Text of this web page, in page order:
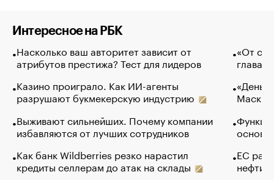
Интересное на РБК
Насколько ваш авторитет зависит от
атрибутов престижа? Тест для лидеров
Казино проиграло. Как ИИ-агенты
разрушают букмекерскую индустрию
Выживают сильнейших. Почему компании
избавляются от лучших сотрудников
Как банк Wildberries резко нарастил
кредиты селлерам до атак на склады
«От
глава
Маск в
основ
ЕС
нефти